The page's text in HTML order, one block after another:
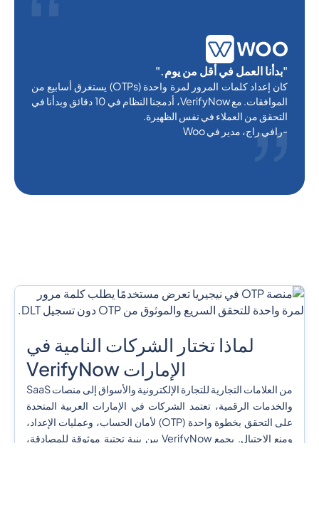
"بدأنا العمل في أقل من يوم."
كان إعداد كلمات المرور لمرة واحدة (OTPs) يستغرق أسابيع من
الموافقات. مع VerifyNow، أدمجنا النظام في 10 دقائق وبدأنا في
التحقق من العملاء في نفس الظهيرة.
-رافي راج، مدير في Woo
لماذا تختار الشركات النامية في
الإمارات VerifyNow
من العلامات التجارية للتجارة الإلكترونية والأسواق إلى منصات SaaS
والخدمات الرقمية، تعتمد الشركات في الإمارات العربية المتحدة
على التحقق بخطوة واحدة (OTP) لأمان الحساب، وعمليات الإعداد،
ومنع الاحتيال. يجمع VerifyNow بين بنية تحتية موثوقة للمصادقة،